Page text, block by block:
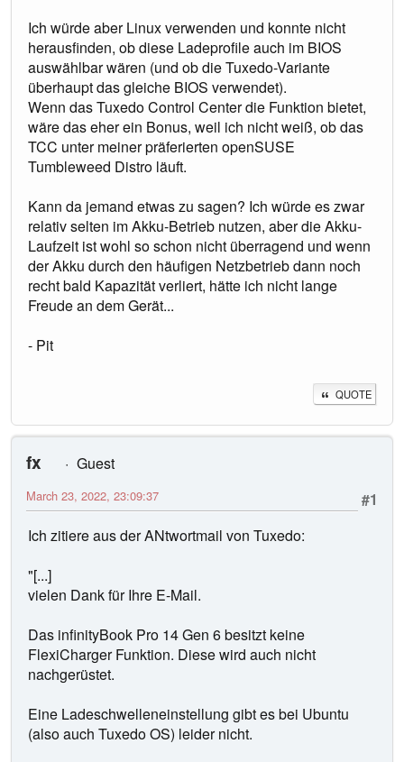
Ich würde aber Linux verwenden und konnte nicht
herausfinden, ob diese Ladeprofile auch im BIOS
auswählbar wären (und ob die Tuxedo-Variante
überhaupt das gleiche BIOS verwendet).
Wenn das Tuxedo Control Center die Funktion bietet,
wäre das eher ein Bonus, weil ich nicht weiß, ob das
TCC unter meiner präferierten openSUSE
Tumbleweed Distro läuft.
Kann da jemand etwas zu sagen? Ich würde es zwar
relativ selten im Akku-Betrieb nutzen, aber die Akku-
Laufzeit ist wohl so schon nicht überragend und wenn
der Akku durch den häufigen Netzbetrieb dann noch
recht bald Kapazität verliert, hätte ich nicht lange
Freude an dem Gerät...
- Pit
QUOTE
fx
Guest
#1
March 23, 2022, 23:09:37
Ich zitiere aus der ANtwortmail von Tuxedo:
"[...]
vielen Dank für Ihre E-Mail.
Das infinityBook Pro 14 Gen 6 besitzt keine
FlexiCharger Funktion. Diese wird auch nicht
nachgerüstet.
Eine Ladeschwelleneinstellung gibt es bei Ubuntu
(also auch Tuxedo OS) leider nicht.